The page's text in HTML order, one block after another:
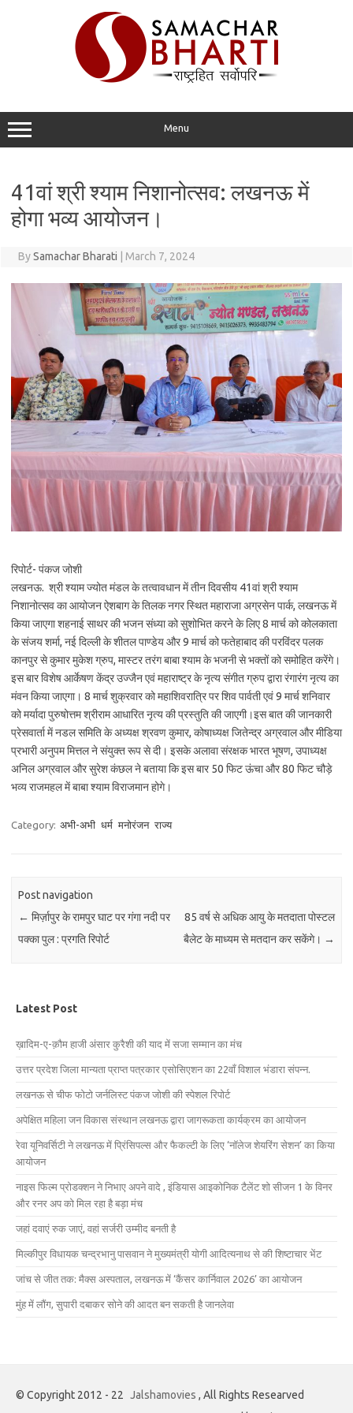
Menu
41वां श्री श्याम निशानोत्सव: लखनऊ में
होगा भव्य आयोजन।
BySamachar Bharati March 7, 2024
रिपोर्ट- पंकज जोशी
लखनऊ. श्री श्याम ज्योत मंडल के तत्वावधान में तीन दिवसीय 41वां श्री श्याम
निशानोत्सव का आयोजन ऐशबाग के तिलक नगर स्थित महाराजा अग्रसेन पार्क, लखनऊ में
किया जाएगा शहनाई साथर की भजन संध्या को सुशोभित करने के लिए 8 मार्च को कोलकाता
के संजय शर्मा, नई दिल्ली के शीतल पाण्डेय और 9 मार्च को फतेहाबाद की परविंदर पलक
कानपुर से कुमार मुकेश ग्रुप, मास्टर तरंग बाबा श्याम के भजनी से भक्तों को समोहित करेंगे।
इस बार विशेष आर्केषण केंद्र उज्जैन एवं महाराष्ट्र के नृत्य संगीत ग्रुप द्वारा रंगारंग नृत्य का
मंवन किया जाएगा। 8 मार्च शुक्रवार को महाशिवरात्रि पर शिव पार्वती एवं 9 मार्च शनिवार
को मर्यादा पुरुषोत्तम श्रीराम आधारित नृत्य की प्रस्तुति की जाएगी।इस बात की जानकारी
प्रेसवार्ता में नडल समिति के अध्यक्ष श्रवण कुमार, कोषाध्यक्ष जितेन्द्र अग्रवाल और मीडिया
प्रभारी अनुपम मित्तल ने संयुक्त रूप से दी। इसके अलावा संरक्षक भारत भूषण, उपाध्यक्ष
अनिल अग्रवाल और सुरेश कंछल ने बताया कि इस बार 50 फिट ऊंचा और 80 फिट चौड़े
भव्य राजमहल में बाबा श्याम विराजमान होगे।
Category: अभी-अभी धर्म मनोरंजन राज्य
Post navigation
← मिर्ज़ापुर के रामपुर घाट पर गंगा नदी पर
पक्का पुल : प्रगति रिपोर्ट
85 वर्ष से अधिक आयु के मतदाता पोस्टल
बैलेट के माध्यम से मतदान कर सकेंगे। →
Latest Post
ख़ादिम-ए-क़ौम हाजी अंसार कुरैशी की याद में सजा सम्मान का मंच
उत्तर प्रदेश जिला मान्यता प्राप्त पत्रकार एसोसिएशन का 22वाँ विशाल भंडारा संपन्न.
लखनऊ से चीफ फोटो जर्नलिस्ट पंकज जोशी की स्पेशल रिपोर्ट
अपेक्षित महिला जन विकास संस्थान लखनऊ द्वारा जागरूकता कार्यक्रम का आयोजन
रेवा यूनिवर्सिटी ने लखनऊ में प्रिंसिपल्स और फैकल्टी के लिए ‘नॉलेज शेयरिंग सेशन’ का किया
आयोजन
नाइस फिल्म प्रोडक्शन ने निभाए अपने वादे , इंडियास आइकोनिक टैलेंट शो सीजन 1 के विनर
और रनर अप को मिल रहा है बड़ा मंच
जहां दवाएं रुक जाएं, वहां सर्जरी उम्मीद बनती है
मिल्कीपुर विधायक चन्द्रभानु पासवान ने मुख्यमंत्री योगी आदित्यनाथ से की शिष्टाचार भेंट
जांच से जीत तक: मैक्स अस्पताल, लखनऊ में ‘कैंसर कार्निवाल 2026’ का आयोजन
मुंह में लौंग, सुपारी दबाकर सोने की आदत बन सकती है जानलेवा
© Copyright 2012 - 22 Jalshamovies , All Rights Researved